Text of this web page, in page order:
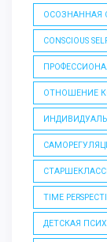
ОСОЗНАННАЯ
CONSCIOUS
ОТНОШЕНИЕ
TIME
ДЕТСКАЯ